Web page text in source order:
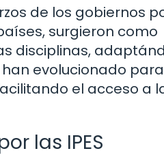
de los gobiernos
surgieron como
disciplinas,
evolucionado
el acceso a
las IPES